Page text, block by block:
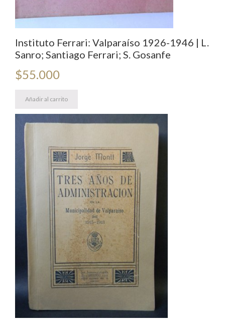
Instituto Ferrari: Valparaíso 1926-1946 | L.
Sanro; Santiago Ferrari; S. Gosanfe
$55.000
Añadir al carrito